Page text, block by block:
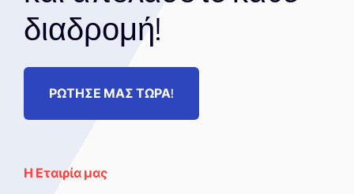
διαδρομή!
ΡΩΤΗΣΕ ΜΑΣ ΤΩΡΑ!
Η Εταιρία μας